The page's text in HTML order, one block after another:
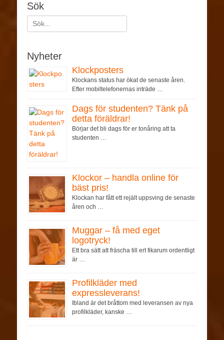
Sök
Nyheter
Klockposters
Klockans status har ökat de senaste åren.
Efter mobiltelefonernas inträde …
Dags för studenten? Tänk på
detta föräldrar!
Börjar det bli dags för er tonåring att ta
studenten …
Klockor – handla online för
bäst pris!
Klockan har fått ett rejält uppsving de senaste
åren och …
Muggar – få med eget
logotryck!
Ett bra sätt att fräscha till ert fikarum ordentligt
är …
Profilkläder med
expressleverans!
Ibland är det bråttom med leveransen av nya
profilkläder, kanske …